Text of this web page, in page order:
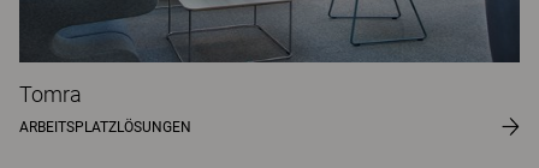
Tomra
ARBEITSPLATZLÖSUNGEN